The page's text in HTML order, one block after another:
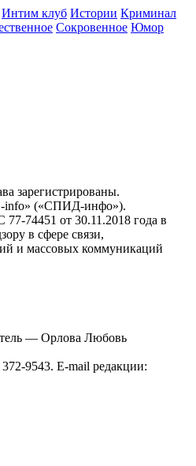
Интим клуб Истории Криминал
Сокровенное Юмор
зарегистрированы.
info» («СПИД-инфо»).
74451 от 30.11.2018 года в
в сфере связи,
и массовых коммуникаций
— Орлова Любовь
9543. E-mail редакции: